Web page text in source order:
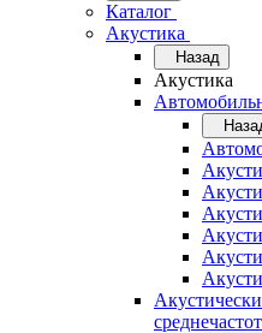
Каталог
Акустика
Назад
Акустика